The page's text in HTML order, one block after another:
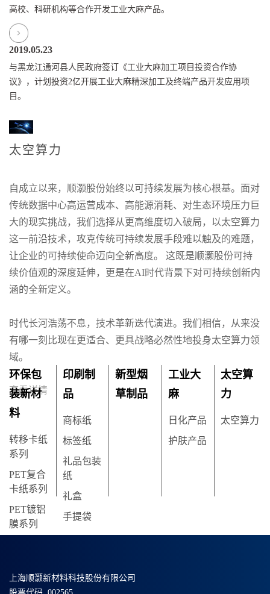
高校、科研机构等合作开发工业大麻产品。
2019.05.23
与黑龙江通河县人民政府签订《工业大麻加工项目投资合作协
议》，计划投资2亿开展工业大麻精深加工及终端产品开发应用项
目。
2019.06.24
太空算力
自成立以来，顺灏股份始终以可持续发展为核心根基。面对
传统数据中心高运营成本、高能源消耗、对生态环境压力巨
大的现实挑战，我们选择从更高维度切入破局，以太空算力
这一前沿技术，攻克传统可持续发展手段难以触及的难题，
让企业的可持续使命迈向全新高度。 这既是顺灏股份可持
续价值观的深度延伸，更是在AI时代背景下对可持续创新内
涵的全新定义。
时代长河浩荡不息，技术革新迭代演进。我们相信，从来没
有哪一刻比现在更适合、更具战略必然性地投身太空算力领
域。
查看详情
环保包
装新材
料
转移卡纸
系列
PET复合
卡纸系列
PET镀铝
膜系列
印刷制
品
商标纸
标签纸
礼品包装
纸
礼盒
手提袋
新型烟
草制品
工业大
麻
日化产品
护肤产品
太空算
力
太空算力
上海顺灏新材料科技股份有限公司